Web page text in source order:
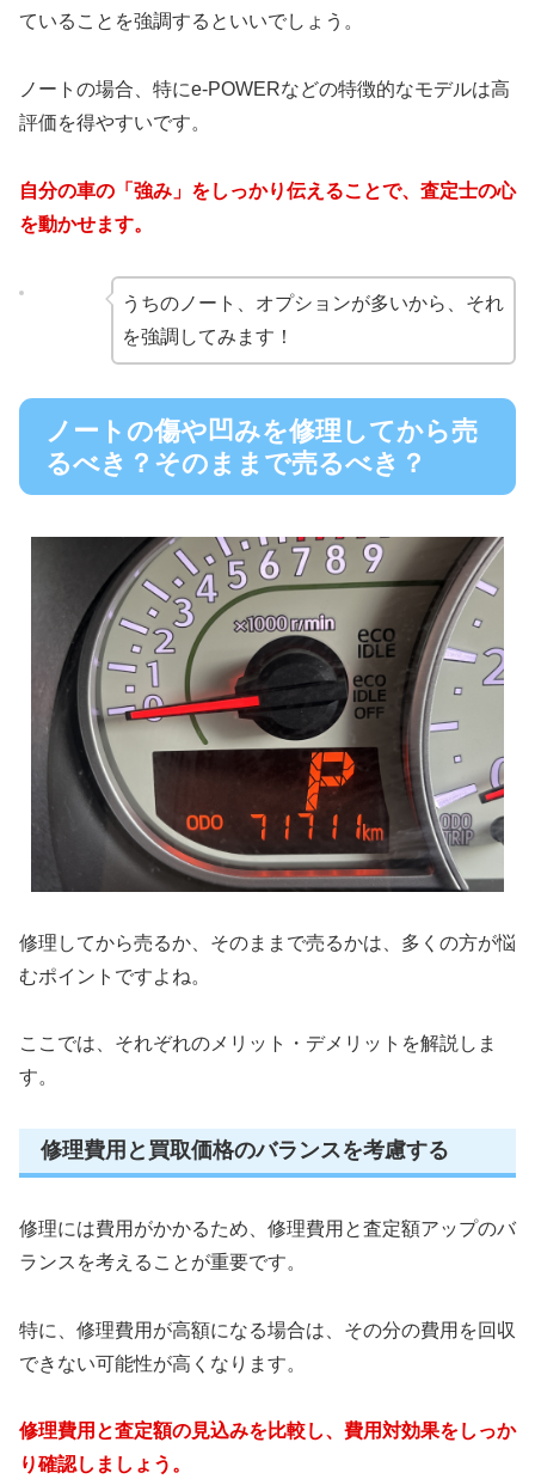
ていることを強調するといいでしょう。
ノートの場合、特にe-POWERなどの特徴的なモデルは高
評価を得やすいです。
自分の車の「強み」をしっかり伝えることで、査定士の心
を動かせます。
うちのノート、オプションが多いから、それ
を強調してみます！
ノートの傷や凹みを修理してから売
るべき？そのままで売るべき？
修理してから売るか、そのままで売るかは、多くの方が悩
むポイントですよね。
ここでは、それぞれのメリット・デメリットを解説しま
す。
修理費用と買取価格のバランスを考慮する
修理には費用がかかるため、修理費用と査定額アップのバ
ランスを考えることが重要です。
特に、修理費用が高額になる場合は、その分の費用を回収
できない可能性が高くなります。
修理費用と査定額の見込みを比較し、費用対効果をしっか
り確認しましょう。